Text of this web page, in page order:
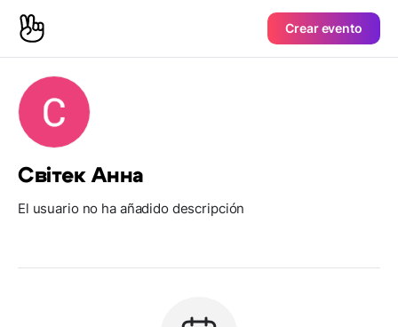
Crear evento
Світек Анна
El usuario no ha añadido descripción